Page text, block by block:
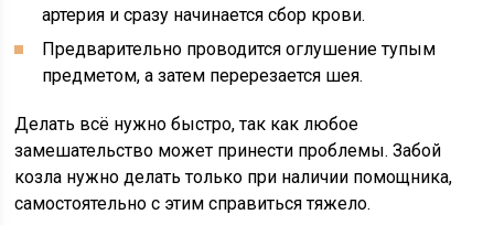
артерия и сразу начинается сбор крови.
Предварительно проводится оглушение тупым
предметом, а затем перерезается шея.
Делать всё нужно быстро, так как любое
замешательство может принести проблемы. Забой
козла нужно делать только при наличии помощника,
самостоятельно с этим справиться тяжело.